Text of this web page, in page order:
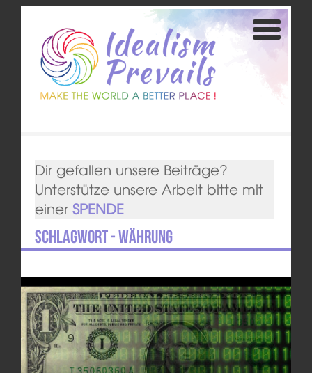
Dir gefallen unsere Beiträge?
Unterstütze unsere Arbeit bitte mit
einer SPENDE
Schlagwort - Währung